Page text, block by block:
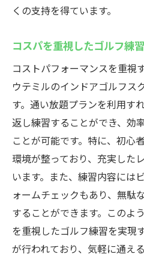
くの支持を得ています。
コスパを重視したゴルフ練
コストパフォーマンスを重視
ウテミルのインドアゴルフス
す。通い放題プランを利用す
返し練習することができ、効
ことが可能です。特に、初心
環境が整っており、充実した
います。また、練習内容には
ォームチェックもあり、無駄
することができます。このよ
を重視したゴルフ練習を実現
が行われており、気軽に通え